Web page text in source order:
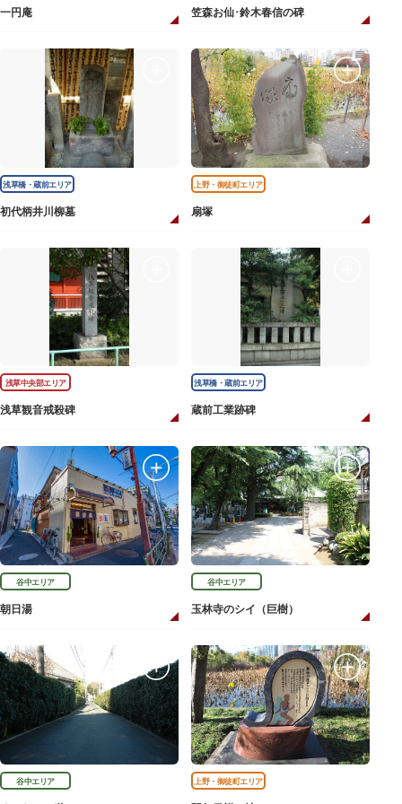
一円庵 笠森お仙･鈴木春信の碑
浅草橋・蔵前エリア
初代柄井川柳墓
上野・御徒町エリア
扇塚
浅草中央部エリア
浅草観音戒殺碑
浅草橋・蔵前エリア
蔵前工業跡碑
谷中エリア
朝日湯
谷中エリア
玉林寺のシイ（巨樹）
谷中エリア 上野・御徒町エリア